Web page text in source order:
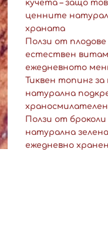
кучета – защо
ценните
храната
Ползи от плодове
естествен
ежедневното
Тиквен топинг
натурална
Ползи от броколи
натурална зелена
ежедневно